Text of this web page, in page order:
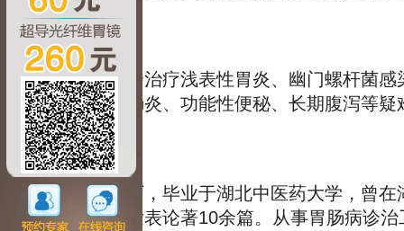
专业擅长：
中西医结合治疗浅表性胃炎、幽门螺杆菌感
胃肠息肉、结肠炎、功能性便秘、长期腹泻等疑
专家介绍：
副主任医师，毕业于湖北中医药大学，曾在
在省级杂志上发表论著10余篇。从事胃肠病诊